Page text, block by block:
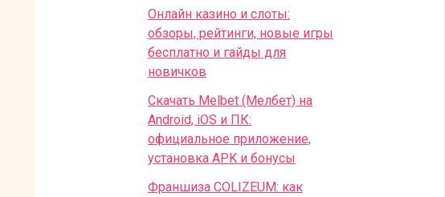
Онлайн казино и слоты:
обзоры, рейтинги, новые игры
бесплатно и гайды для
новичков
Скачать Melbet (Мелбет) на
Android, iOS и ПК:
официальное приложение,
установка APK и бонусы
Франшиза COLIZEUM: как